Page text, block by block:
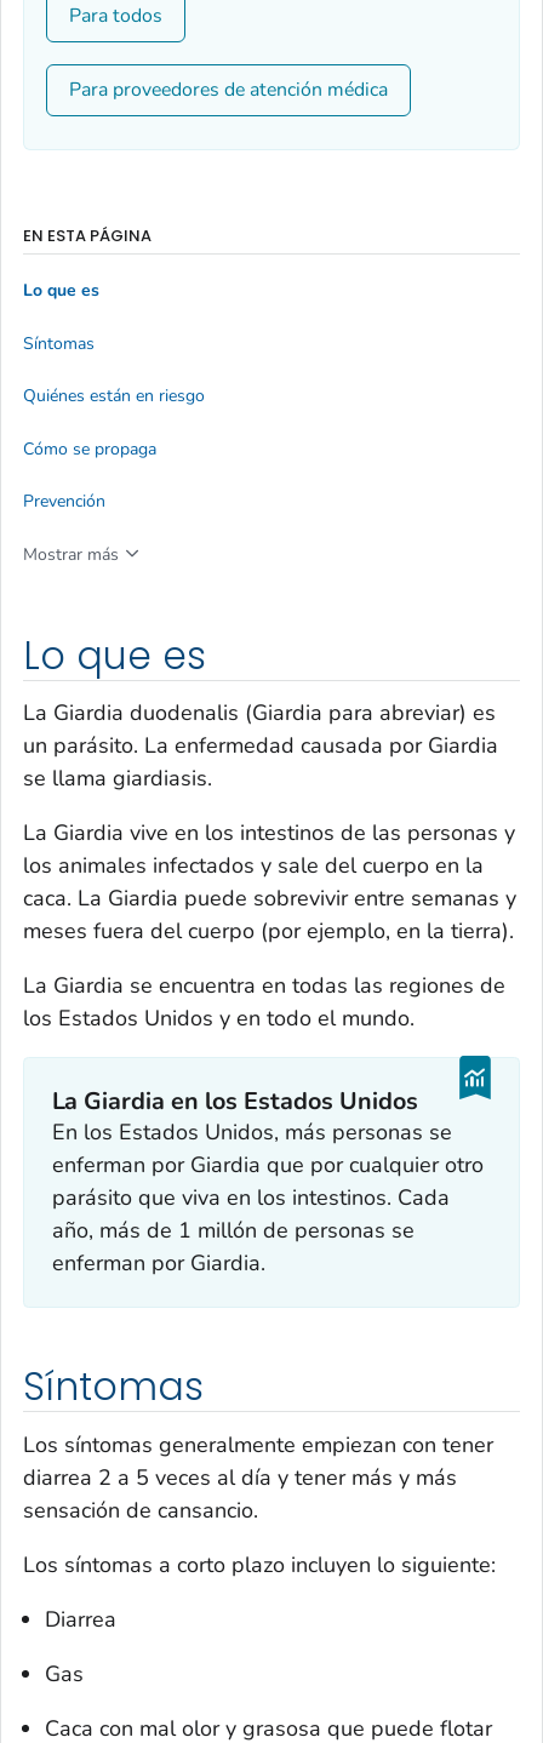
Para todos
Para proveedores de atención médica
Lo que es
La Giardia duodenalis (Giardia para abreviar) es
un parásito. La enfermedad causada porGiardia
se llama giardiasis.
La Giardia vive en los intestinos de las personas y
los animales infectados y sale del cuerpo en la
caca. La Giardia puede sobrevivir entre semanas y
meses fuera del cuerpo (por ejemplo, en la tierra).
La Giardia se encuentra en todas las regiones de
los Estados Unidos y en todo el mundo.
La Giardia en los Estados Unidos
En los Estados Unidos, más personas se
enferman por Giardia que por cualquier otro
parásito que viva en los intestinos. Cada
año, más de 1 millón de personas se
enferman por Giardia.
Síntomas
Los síntomas generalmente empiezan con tener
diarrea 2 a 5 veces al día y tener más y más
sensación de cansancio.
Los síntomas a corto plazo incluyen lo siguiente:
Diarrea
Gas
Caca con mal olor y grasosa que puede flotar
EN ESTA PÁGINA
Lo que es
Síntomas
Quiénes están en riesgo
Cómo se propaga
Prevención
Mostrar más